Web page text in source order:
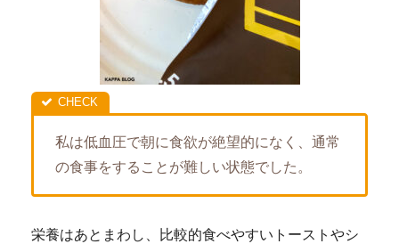
私は低血圧で朝に食欲が絶望的になく、通常
の食事をすることが難しい状態でした。
栄養はあとまわし、比較的食べやすいトーストやシ